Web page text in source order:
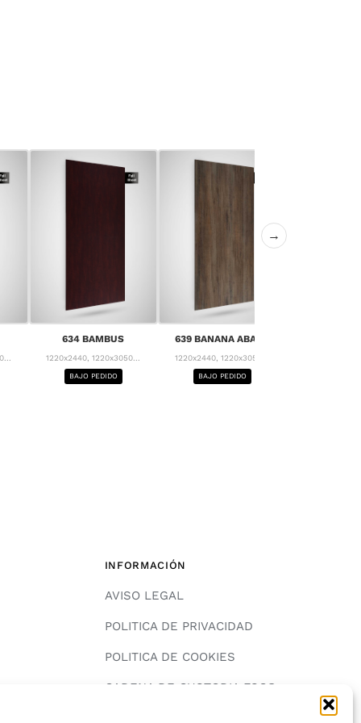
634 BAMBUS
1220x2440, 1220x3050...
BAJO PEDIDO
639 BANANA ABACA
1220x2440, 1220x3050...
BAJO PEDIDO
→
INFORMACIÓN
AVISO LEGAL
POLITICA DE PRIVACIDAD
POLITICA DE COOKIES
CADENA DE CUSTODIA FSC®